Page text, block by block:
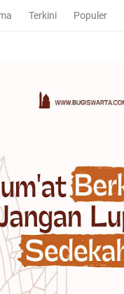
Terkini Populer